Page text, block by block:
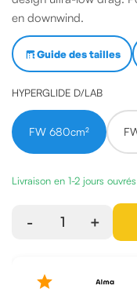
en downwind.
Guide des tailles
HYPERGLIDE D/LAB
FW 680cm²
Livraison en 1-2 jours ouvrés
- 1 +